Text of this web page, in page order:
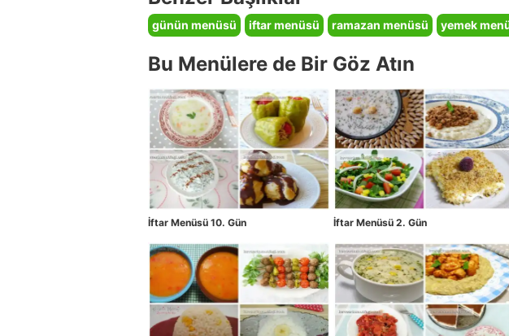
günün menüsü iftar menüsü ramazan menüsü yemek
Bu Menülere de Bir Göz Atın
İftar Menüsü 10. Gün İftar Menüsü 2. Gün